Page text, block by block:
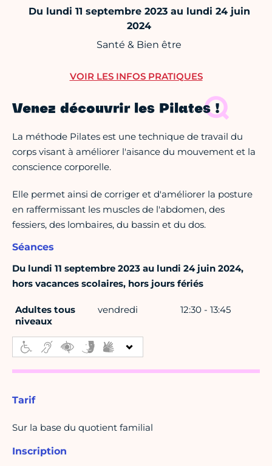
Du lundi 11 septembre 2023 au lundi 24 juin
2024
Santé & Bien être
Venez découvrir les Pilates !
La méthode Pilates est une technique de travail du
corps visant à améliorer l'aisance du mouvement et la
conscience corporelle.
Elle permet ainsi de corriger et d'améliorer la posture
en raffermissant les muscles de l'abdomen, des
fessiers, des lombaires, du bassin et du dos.
Séances
Du lundi 11 septembre 2023 au lundi 24 juin 2024,
hors vacances scolaires, hors jours fériés
Adultes tous
niveaux
vendredi 12:30 - 13:45
Tarif
Sur la base du quotient familial
Inscription
VOIR LES INFOS PRATIQUES